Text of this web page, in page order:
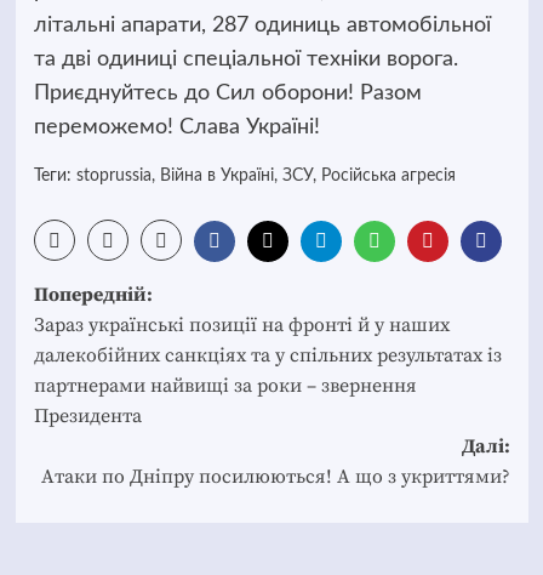
літальні апарати, 287 одиниць автомобільної
та дві одиниці спеціальної техніки ворога.
Приєднуйтесь до Сил оборони! Разом
переможемо! Слава Україні!
Теги: stoprussia, Війна в Україні, ЗСУ, Російська агресія
Post
navigation
Попередній:
Зараз українські позиції на фронті й у наших
далекобійних санкціях та у спільних результатах із
партнерами найвищі за роки – звернення
Президента
Далі:
Атаки по Дніпру посилюються! А що з укриттями?